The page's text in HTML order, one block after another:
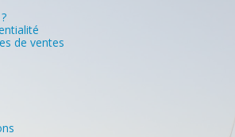
de ventes